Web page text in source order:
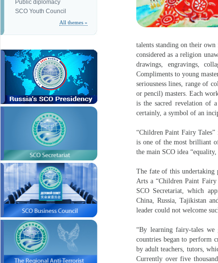
Public diplomacy
SCO Youth Council
All themes »
talents standing on their
considered as a religion
drawings, engravings,
Compliments to young
seriousness lines, range of
or pencil) masters. Each
is the sacred revelation of
certainly, a symbol of an
“Children Paint Fairy
is one of the most brilliant
the main SCO idea
The fate of this undertaking
Arts a “Children Paint Fairy
SCO Secretariat, which
China, Russia, Tajikistan
leader could not welcome
“By learning fairy-tales
countries began to perform
by adult teachers, tutors,
Currently over five